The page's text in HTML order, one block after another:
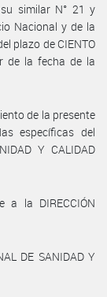
su similar N° 21 y
Nacional y de la
plazo de CIENTO
de la fecha de la
de la presente
específicas del
Y CALIDAD
a la DIRECCIÓN
DE SANIDAD Y